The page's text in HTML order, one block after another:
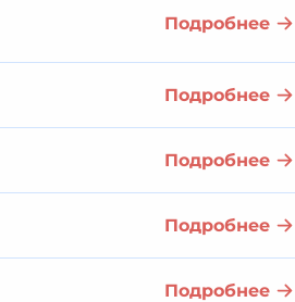
Подробнее
Подробнее
Подробнее
Подробнее
Подробнее